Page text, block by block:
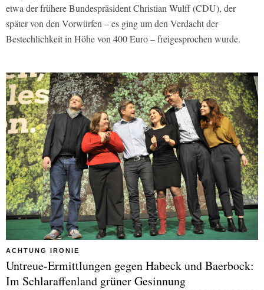
etwa der frühere Bundespräsident Christian Wulff (CDU), der
später von den Vorwürfen – es ging um den Verdacht der
Bestechlichkeit in Höhe von 400 Euro – freigesprochen wurde.
ACHTUNG IRONIE
Untreue-Ermittlungen gegen Habeck und Baerbock:
Im Schlaraffenland grüner Gesinnung